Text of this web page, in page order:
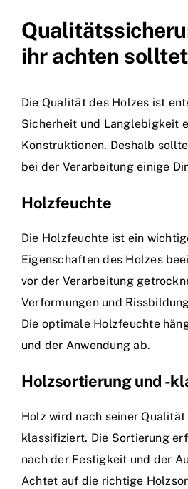
ihr achten solltet
Die Qualität des Holzes ist
Sicherheit und Langlebigkeit
Konstruktionen. Deshalb
bei der Verarbeitung einige
Holzfeuchte
Die Holzfeuchte ist ein
Eigenschaften des Holzes
vor der Verarbeitung
Verformungen und
Die optimale Holzfeuchte
und der Anwendung ab.
Holzsortierung und -
Holz wird nach seiner
klassifiziert. Die Sortierung
nach der Festigkeit und der
Achtet auf die richtige